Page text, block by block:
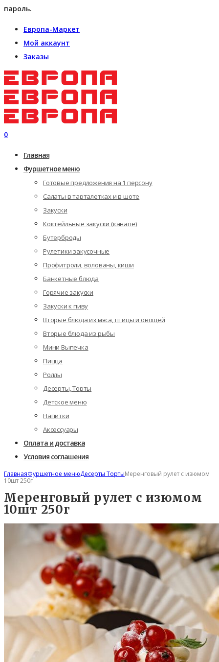
пароль.
Европа-Маркет
Мой аккаунт
Заказы
0
Главная
Фуршетное меню
Готовые предложения на 1 персону
Салаты в тарталетках и в шоте
Закуски
Коктейльные закуски (канапе)
Бутерброды
Рулетики закусочные
Профитроли, волованы, киши
Банкетные блюда
Горячие закуски
Закуски к пиву
Вторые блюда из мяса, птицы и овощей
Вторые блюда из рыбы
Мини Выпечка
Пицца
Роллы
Десерты, Торты
Детское меню
Напитки
Аксессуары
Оплата и доставка
Условия соглашения
ГлавнаяФуршетное менюДесерты ТортыМеренговый рулет с изюмом
10шт 250г
Меренговый рулет с изюмом
10шт 250г